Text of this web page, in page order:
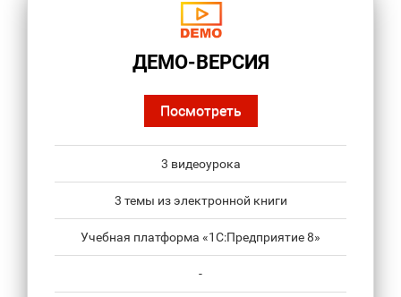
ДЕМО-ВЕРСИЯ
Посмотреть
3 видеоурока
3 темы из электронной книги
Учебная платформа «1С:Предприятие 8»
-